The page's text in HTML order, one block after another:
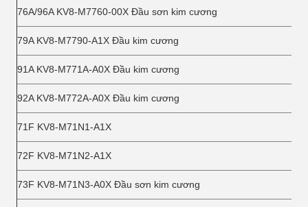
76A/96A KV8-M7760-00X Đầu sơn kim cương
79A KV8-M7790-A1X Đầu kim cương
91A KV8-M771A-A0X Đầu kim cương
92A KV8-M772A-A0X Đầu kim cương
71F KV8-M71N1-A1X
72F KV8-M71N2-A1X
73F KV8-M71N3-A0X Đầu sơn kim cương